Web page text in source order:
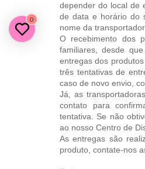
depender do local de
de data e horário do
nome da
O recebimento dos
familiares, desde
entregas dos
três tentativas de
caso de novo envio,
Já, as
contato para
tentativa. Se não
ao nosso Centro de
As entregas são
produto, contate-nos
0